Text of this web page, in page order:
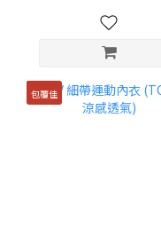
包覆佳